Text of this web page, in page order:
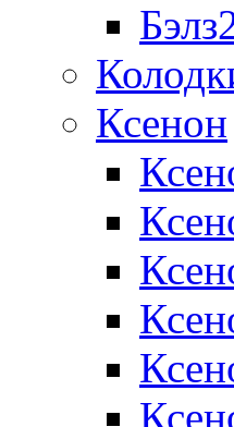
Ксенон